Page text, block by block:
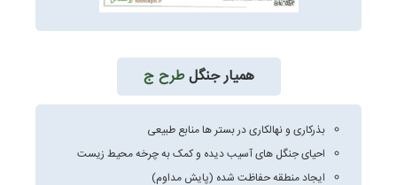
همیار جنگلطرح ج
بذرکاری و نهالکاری در بستر ها منابع طبیعی
احیای جنگل های آسیب دیده و کمک به چرخه محیط زیست
ایجاد منطقه حفاظت شده (پایش مداوم)